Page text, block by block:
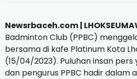
Newsrbaceh.com |
Badminton Club (PPBC)
bersama di kafe Platinum Kota
(15/04/2023). Puluhan insan
dan pengurus PPBC hadir dalam